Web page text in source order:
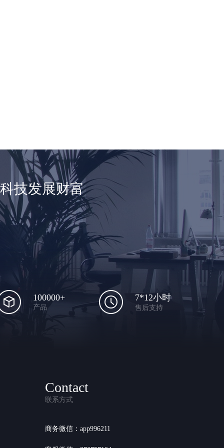
技发展财富
100000+
产品
7*12小时
售后支持
Contact
联系方式
商务微信：app996211